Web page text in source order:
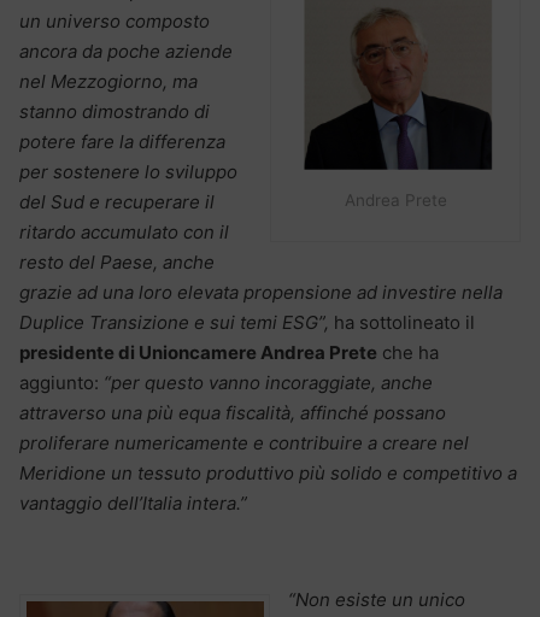
Andrea Prete
un universo composto
ancora da poche aziende
nel Mezzogiorno, ma
stanno dimostrando di
potere fare la differenza
per sostenere lo sviluppo
del Sud e recuperare il
ritardo accumulato con il
resto del Paese, anche
grazie ad una loro elevata propensione ad investire nella
Duplice Transizione e sui temi ESG”, ha sottolineato il
presidente di Unioncamere Andrea Prete che ha
aggiunto: “per questo vanno incoraggiate, anche
attraverso una più equa fiscalità, affinché possano
proliferare numericamente e contribuire a creare nel
Meridione un tessuto produttivo più solido e competitivo a
vantaggio dell’Italia intera.”
“Non esiste un unico